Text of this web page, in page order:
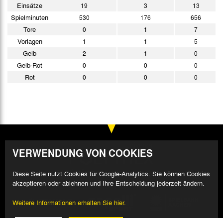
Einsätze
19 3 13
Spielminuten 530 176 656
Tore 0 1 7
Vorlagen 1 1 5
Gelb 2 1 0
Gelb-Rot 0 0 0
Rot 0 0 0
VERWENDUNG VON COOKIES
Diese Seite nutzt Cookies für Google-Analytics. Sie können Cookies
akzeptieren oder ablehnen und Ihre Entscheidung jederzeit ändern.
Weitere Informationen erhalten Sie hier.